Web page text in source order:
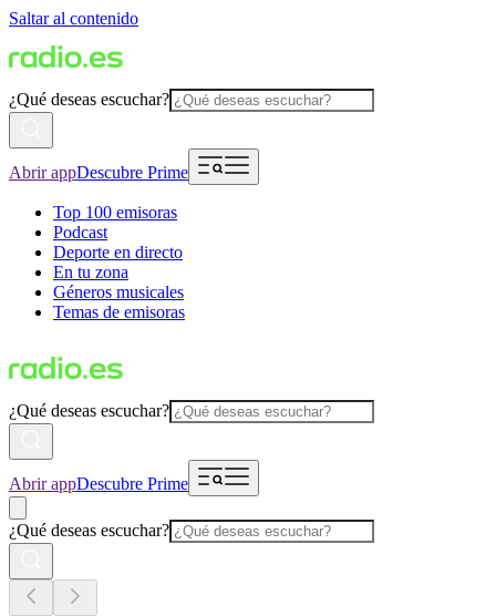
Saltar al contenido
¿Qué deseas escuchar?
Abrir appDescubre Prime
Top 100 emisoras
Podcast
Deporte en directo
En tu zona
Géneros musicales
Temas de emisoras
¿Qué deseas escuchar?
Abrir appDescubre Prime
¿Qué deseas escuchar?